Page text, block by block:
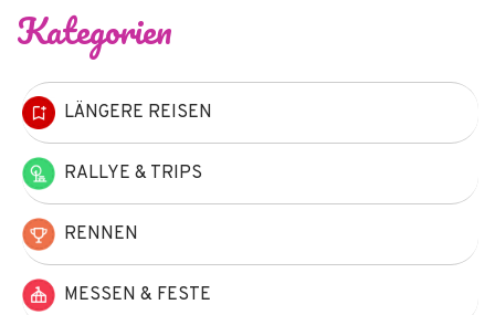
Kategorien
LÄNGERE REISEN
RALLYE & TRIPS
RENNEN
MESSEN & FESTE